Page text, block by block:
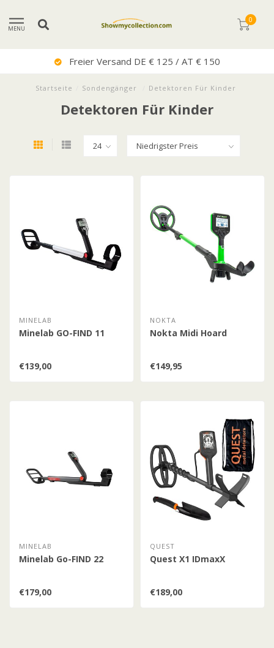
MENU
0
Freier Versand DE € 125 / AT € 150
Startseite Sondengänger Detektoren Für Kinder
Detektoren Für Kinder
MINELAB
Minelab GO-FIND 11
€139,00
NOKTA
Nokta Midi Hoard
€149,95
MINELAB
Minelab Go-FIND 22
€179,00
QUEST
Quest X1 IDmaxX
€189,00